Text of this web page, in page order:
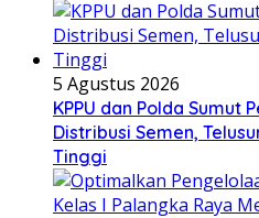
5 Agustus 2026
KPPU dan Polda Sumut
Distribusi Semen,
Tinggi